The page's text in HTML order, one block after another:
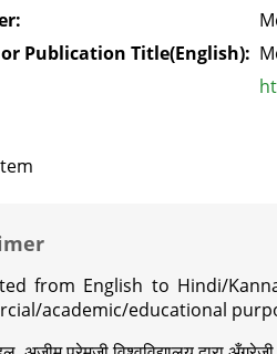
Publication Title(English):
from English to Hindi/
academic/educational